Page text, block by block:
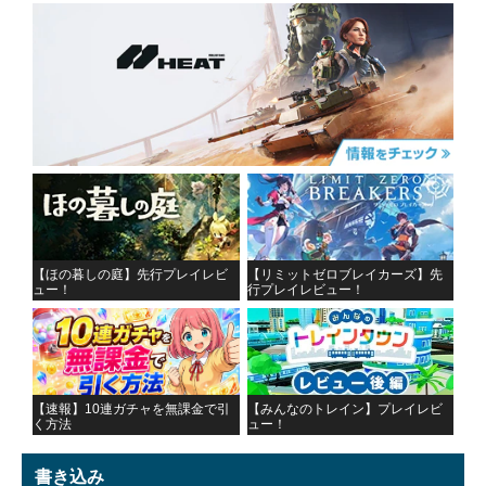
【ほの暮しの庭】先行プレイレビ
ュー！
【リミットゼロブレイカーズ】先
行プレイレビュー！
【速報】10連ガチャを無課金で引
く方法
【みんなのトレイン】プレイレビ
ュー！
書き込み